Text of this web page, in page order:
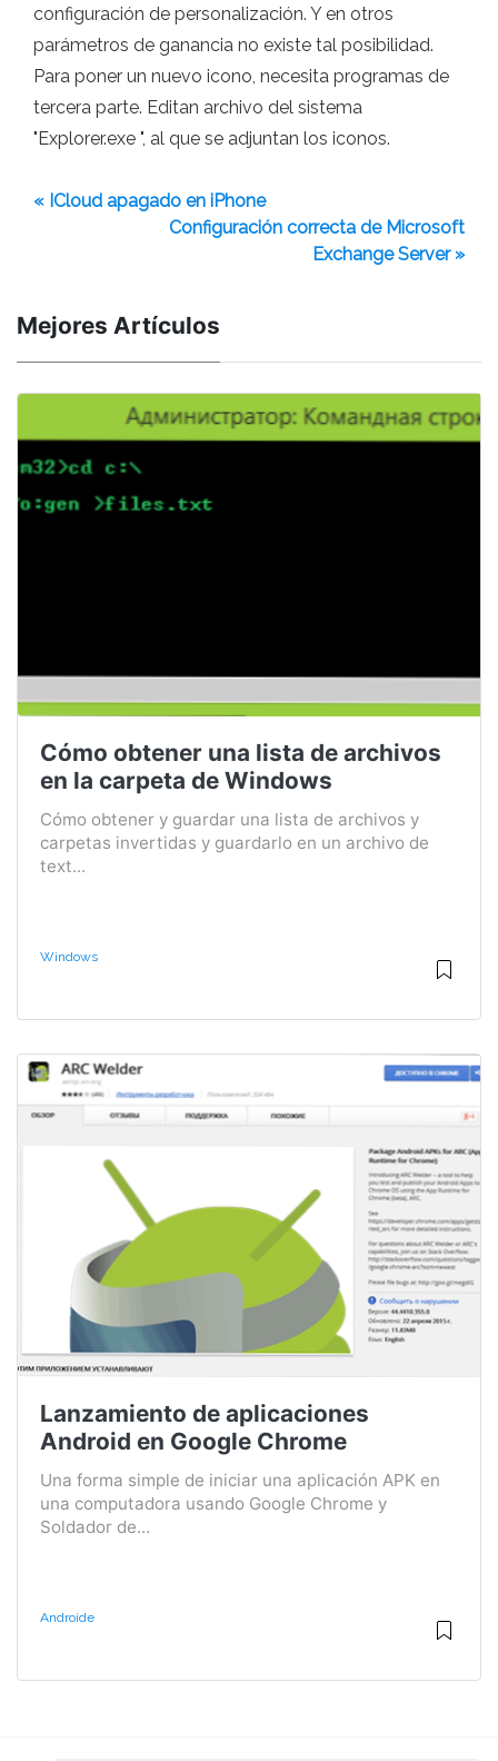
configuración de personalización. Y en otros
parámetros de ganancia no existe tal posibilidad.
Para poner un nuevo icono, necesita programas de
tercera parte. Editan archivo del sistema
"Explorer.exe ", al que se adjuntan los iconos.
« ICloud apagado en iPhone
Configuración correcta de Microsoft
Exchange Server »
Mejores Artículos
Cómo obtener una lista de archivos
en la carpeta de Windows
Cómo obtener y guardar una lista de archivos y
carpetas invertidas y guardarlo en un archivo de
text...
Windows
Lanzamiento de aplicaciones
Android en Google Chrome
Una forma simple de iniciar una aplicación APK en
una computadora usando Google Chrome y
Soldador de...
Androide